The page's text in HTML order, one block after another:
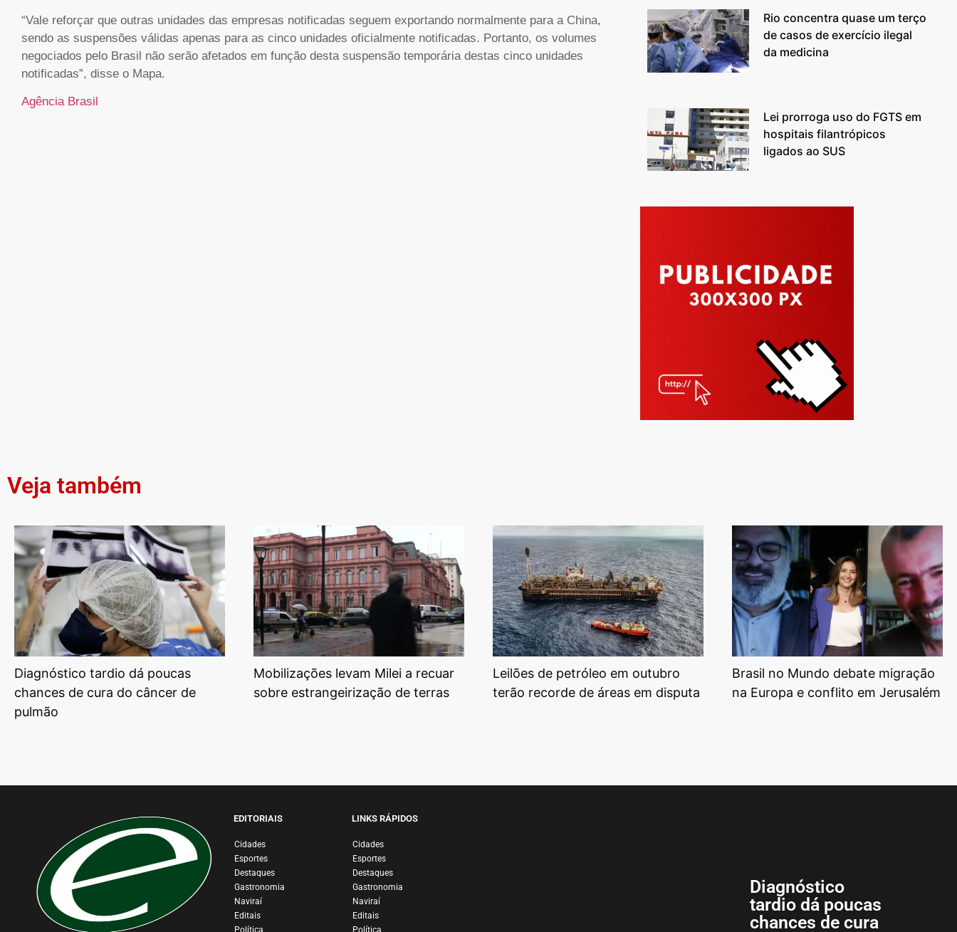
“Vale reforçar que outras unidades das empresas notificadas seguem exportando normalmente para a China,
sendo as suspensões válidas apenas para as cinco unidades oficialmente notificadas. Portanto, os volumes
negociados pelo Brasil não serão afetados em função desta suspensão temporária destas cinco unidades
notificadas”, disse o Mapa.
Agência Brasil
Rio concentra quase um terço
de casos de exercício ilegal
da medicina
Lei prorroga uso do FGTS em
hospitais filantrópicos
ligados ao SUS
Veja também
Diagnóstico tardio dá poucas
chances de cura do câncer de
pulmão
Mobilizações levam Milei a recuar
sobre estrangeirização de terras
Leilões de petróleo em outubro
terão recorde de áreas em disputa
Brasil no Mundo debate migração
na Europa e conflito em Jerusalém
EDITORIAIS
Cidades
Esportes
Destaques
Gastronomia
Naviraí
Editais
Política
LINKS RÁPIDOS
Cidades
Esportes
Destaques
Gastronomia
Naviraí
Editais
Política
Diagnóstico
tardio dá poucas
chances de cura